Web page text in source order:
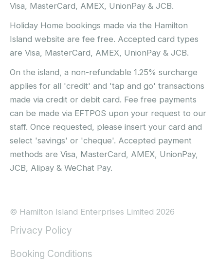
Visa, MasterCard, AMEX, UnionPay & JCB.
Holiday Home bookings made via the Hamilton
Island website are fee free. Accepted card types
are Visa, MasterCard, AMEX, UnionPay & JCB.
On the island, a non-refundable 1.25% surcharge
applies for all 'credit' and 'tap and go' transactions
made via credit or debit card. Fee free payments
can be made via EFTPOS upon your request to our
staff. Once requested, please insert your card and
select 'savings' or 'cheque'. Accepted payment
methods are Visa, MasterCard, AMEX, UnionPay,
JCB, Alipay & WeChat Pay.
© Hamilton Island Enterprises Limited 2026
Privacy Policy
Booking Conditions